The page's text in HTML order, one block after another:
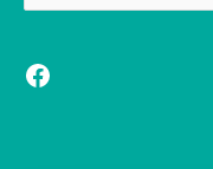
Facebook